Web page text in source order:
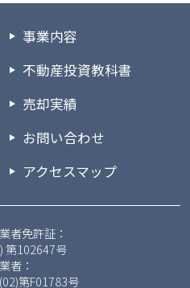
事業内容
不動産投資教科書
売却実績
お問い合わせ
アクセスマップ
者免許証：
第102647号
者：
第F01783号